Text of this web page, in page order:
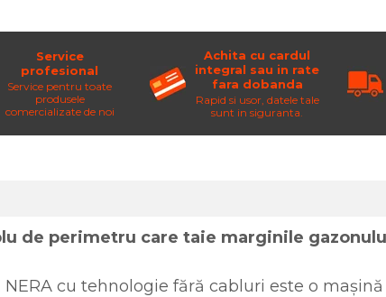
Service
profesional
Service pentru toate
produsele
comercializate de noi
Achita cu cardul
integral sau in rate
fara dobanda
Rapid si usor, datele tale
sunt in siguranta.
de perimetru care taie marginile
cu tehnologie fără cabluri este o